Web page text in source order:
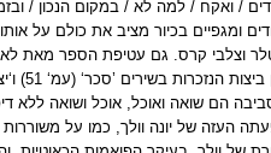
/ ואקח / למה לא / במקום הנכון /
ומגפיים בכיור מציב את כולם על אותו
וצלבי קרס. גם עטיפת הספר מאת
’סכר‘ (עמ‘ 51) ו‘יציאה החוצה‘ (עמ‘ 33).
סביבה הם שואה ואוכל, אוכל ושואה ללא
העזה של יונה וולך, כמו על